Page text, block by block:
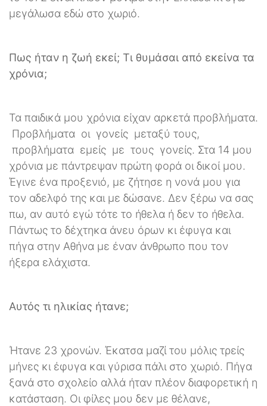
μεγάλωσα εδώ στο χωριό.
Πως ήταν η ζωή εκεί; Τι θυμάσαι από εκείνα τα
χρόνια;
Τα παιδικά μου χρόνια είχαν αρκετά προβλήματα.
Προβλήματα οι γονείς μεταξύ τους,
προβλήματα εμείς με τους γονείς. Στα 14 μου
χρόνια με πάντρεψαν πρώτη φορά οι δικοί μου.
Έγινε ένα προξενιό, με ζήτησε η νονά μου για
τον αδελφό της και με δώσανε. Δεν ξέρω να σας
πω, αν αυτό εγώ τότε το ήθελα ή δεν το ήθελα.
Πάντως το δέχτηκα άνευ όρων κι έφυγα και
πήγα στην Αθήνα με έναν άνθρωπο που τον
ήξερα ελάχιστα.
Αυτός τι ηλικίας ήτανε;
Ήτανε 23 χρονών. Έκατσα μαζί του μόλις τρείς
μήνες κι έφυγα και γύρισα πάλι στο χωριό. Πήγα
ξανά στο σχολείο αλλά ήταν πλέον διαφορετική η
κατάσταση. Οι φίλες μου δεν με θέλανε,